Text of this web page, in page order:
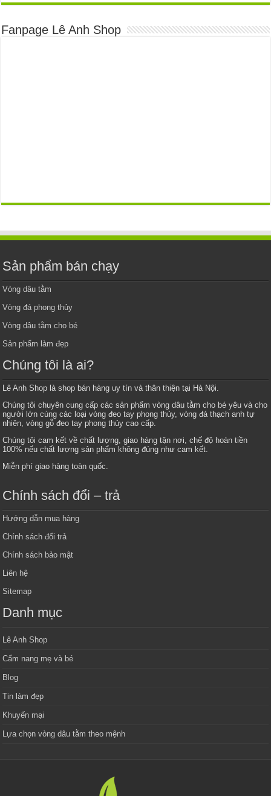
Fanpage Lê Anh Shop
Sản phẩm bán chạy
Vòng dâu tằm
Vòng đá phong thủy
Vòng dâu tằm cho bé
Sản phẩm làm đẹp
Chúng tôi là ai?
Lê Anh Shop là shop bán hàng uy tín và thân thiện tại Hà Nội.
Chúng tôi chuyên cung cấp các sản phẩm vòng dâu tằm cho bé yêu và cho
người lớn cùng các loại vòng đeo tay phong thủy, vòng đá thạch anh tự
nhiên, vòng gỗ đeo tay phong thủy cao cấp.
Chúng tôi cam kết về chất lượng, giao hàng tận nơi, chế độ hoàn tiền
100% nếu chất lượng sản phẩm không đúng như cam kết.
Miễn phí giao hàng toàn quốc.
Chính sách đổi – trả
Hướng dẫn mua hàng
Chính sách đổi trả
Chính sách bảo mật
Liên hệ
Sitemap
Danh mục
Lê Anh Shop
Cẩm nang mẹ và bé
Blog
Tin làm đẹp
Khuyến mại
Lựa chọn vòng dâu tằm theo mệnh